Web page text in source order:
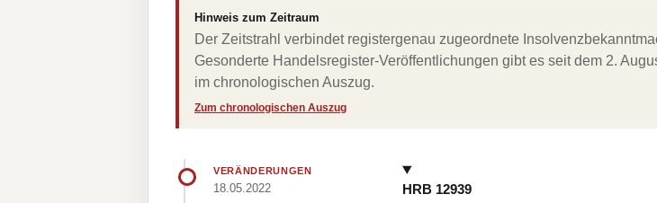
Hinweis zum Zeitraum
Der Zeitstrahl verbindet registergenau zugeordnete
Gesonderte Handelsregister-Veröffentlichungen gibt es seit dem 2.
im chronologischen Auszug.
Zum chronologischen Auszug
VERÄNDERUNGEN
18.05.2022 HRB 12939